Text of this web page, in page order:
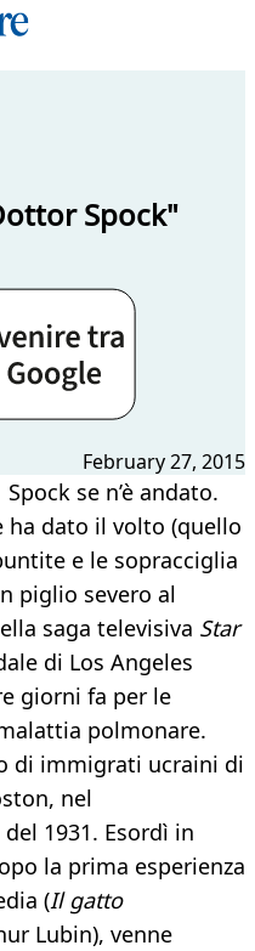
Spock"
February 27, 2015
se n’è andato.
ha dato il volto (quello
e le sopracciglia
piglio severo al
saga televisiva Star
di Los Angeles
giorni fa per le
polmonare.
di immigrati ucraini di
nel
1931. Esordì in
la prima esperienza
(Il gatto
Lubin), venne